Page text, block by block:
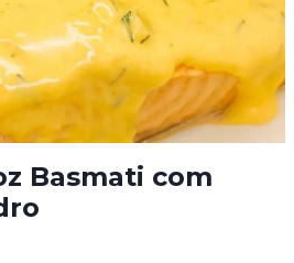
Basmati com